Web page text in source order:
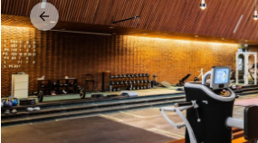
Previous slide